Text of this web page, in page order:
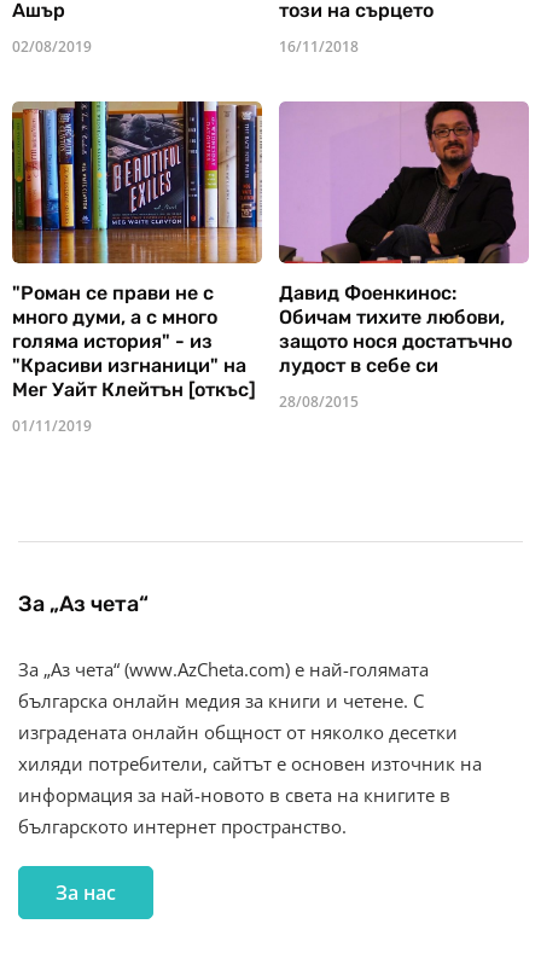
Ашър
02/08/2019
този на сърцето
16/11/2018
"Роман се прави не с
много думи, а с много
голяма история" - из
"Красиви изгнаници" на
Мег Уайт Клейтън [откъс]
01/11/2019
Давид Фоенкинос:
Обичам тихите любови,
защото нося достатъчно
лудост в себе си
28/08/2015
За „Аз чета“
За „Аз чета“ (www.AzCheta.com) е най-голямата
българска онлайн медия за книги и четене. С
изградената онлайн общност от няколко десетки
хиляди потребители, сайтът е основен източник на
информация за най-новото в света на книгите в
българското интернет пространство.
За нас